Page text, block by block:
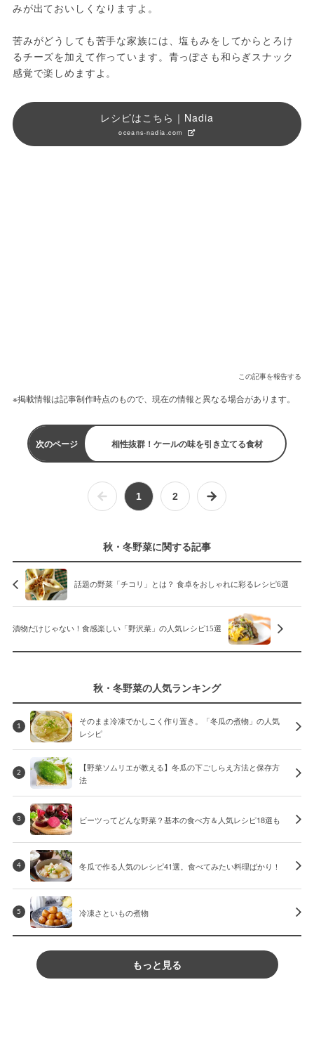
みが出ておいしくなりますよ。
苦みがどうしても苦手な家族には、塩もみをしてからとろけ
るチーズを加えて作っています。青っぽさも和らぎスナック
感覚で楽しめますよ。
レシピはこちら｜Nadia
oceans-nadia.com
この記事を報告する
※掲載情報は記事制作時点のもので、現在の情報と異なる場合があります。
次のページ 相性抜群！ケールの味を引き立てる食材
1 2
秋・冬野菜に関する記事
話題の野菜「チコリ」とは？ 食卓をおしゃれに彩るレシピ6選
漬物だけじゃない！食感楽しい「野沢菜」の人気レシピ15選
秋・冬野菜の人気ランキング
1
そのまま冷凍でかしこく作り置き。「冬瓜の煮物」の人気
レシピ
2
【野菜ソムリエが教える】冬瓜の下ごしらえ方法と保存方
法
3 ビーツってどんな野菜？基本の食べ方＆人気レシピ18選も
4 冬瓜で作る人気のレシピ41選。食べてみたい料理ばかり！
5 冷凍さといもの煮物
もっと見る